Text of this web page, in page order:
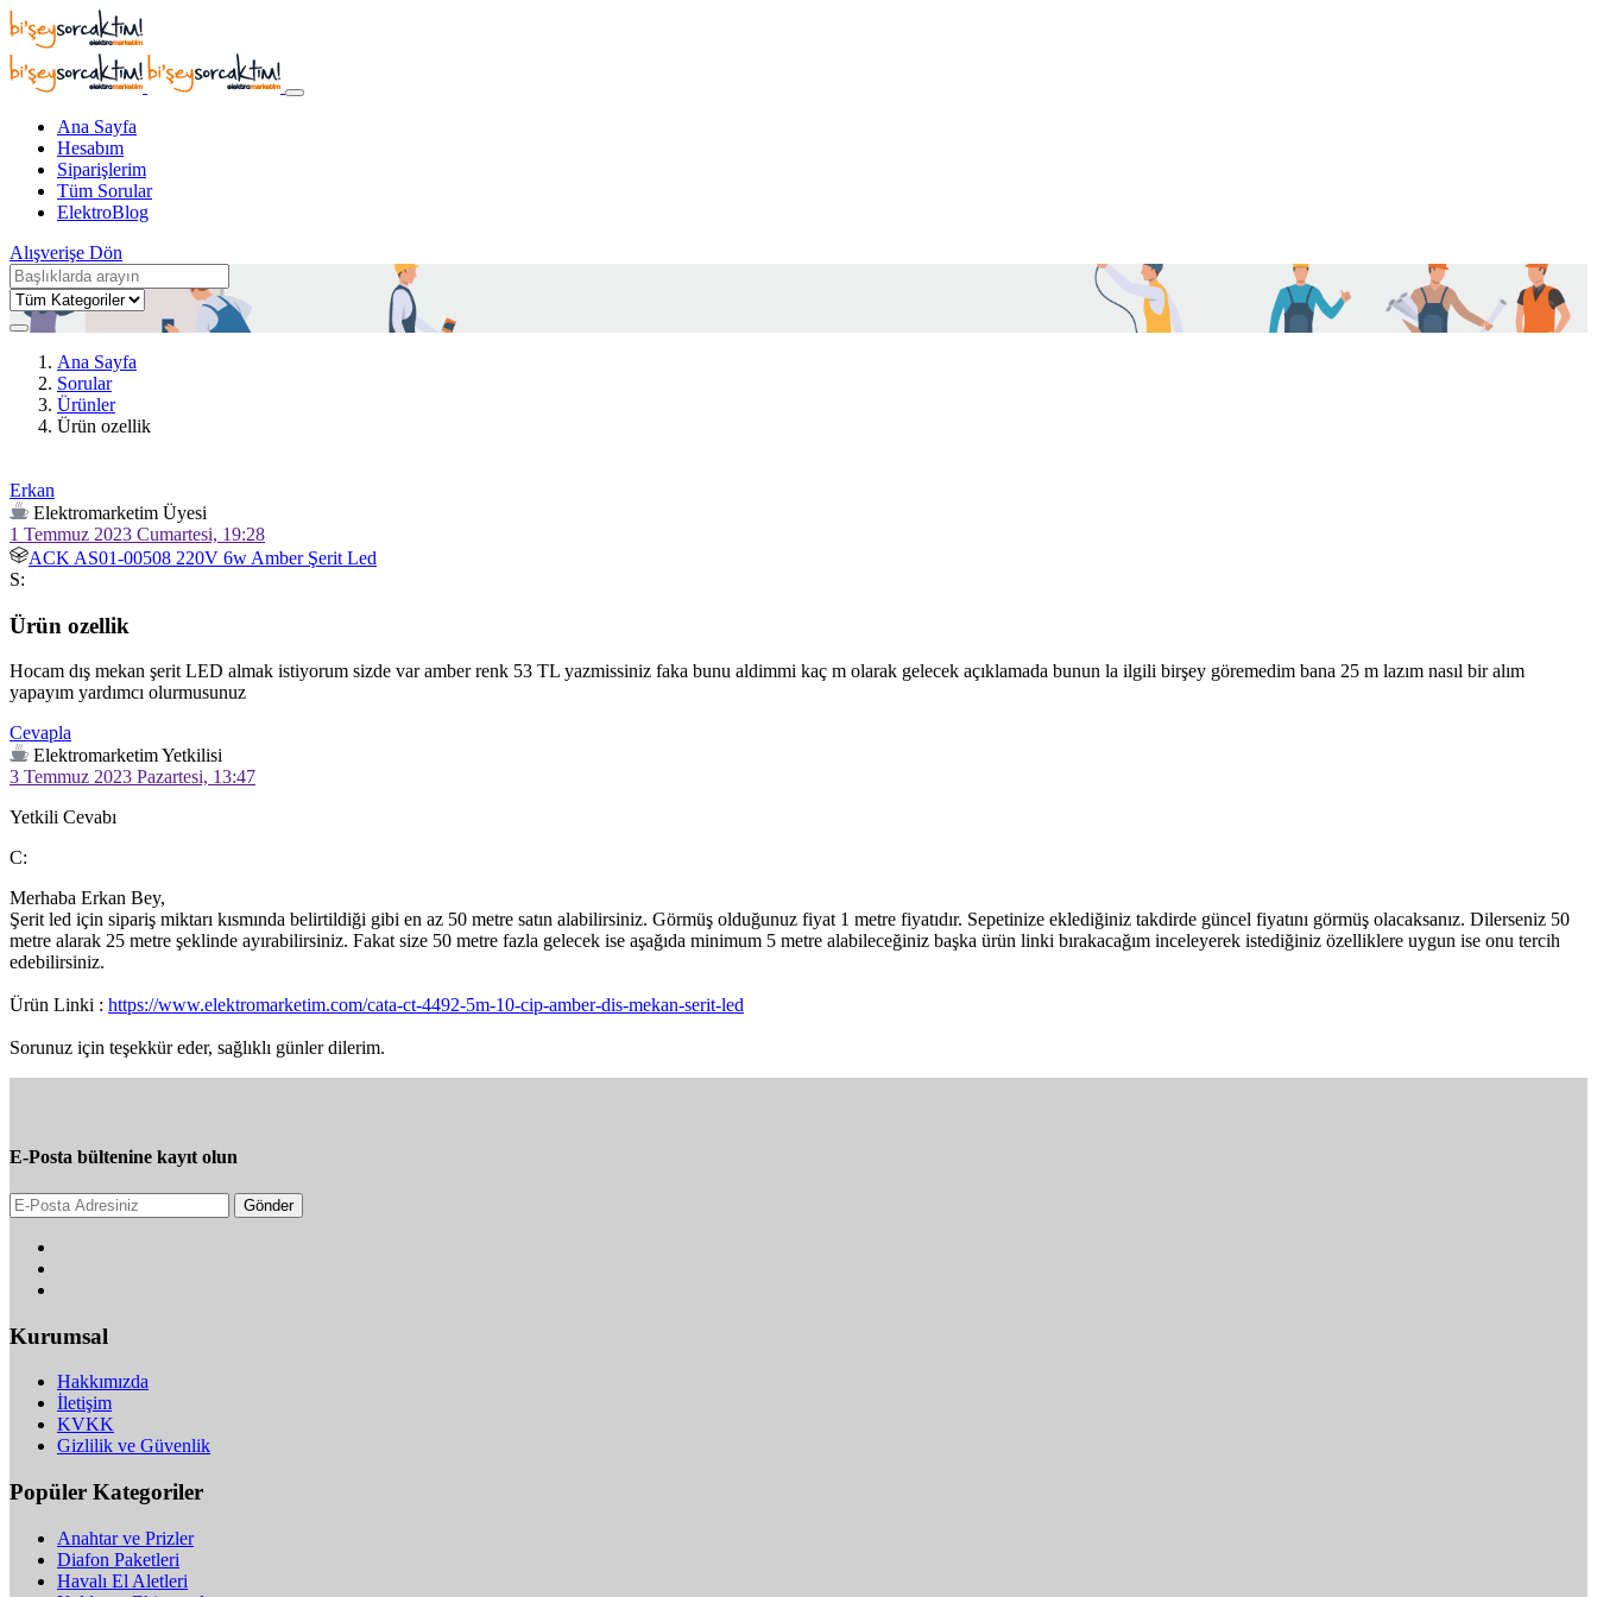
Ana Sayfa
Hesabım
Siparişlerim
Tüm Sorular
ElektroBlog
Alışverişe Dön
Ana Sayfa
Sorular
Ürünler
Ürün ozellik
Erkan
Elektromarketim Üyesi
1 Temmuz 2023 Cumartesi, 19:28
ACK AS01-00508 220V 6w Amber Şerit Led
S:
Ürün ozellik
Hocam dış mekan şerit LED almak istiyorum sizde var amber renk 53 TL yazmissiniz faka bunu aldimmi kaç m olarak gelecek açıklamada bunun la ilgili birşey göremedim bana 25 m lazım nasıl bir alım
yapayım yardımcı olurmusunuz
Cevapla
Elektromarketim Yetkilisi
3 Temmuz 2023 Pazartesi, 13:47
Yetkili Cevabı
C:
Merhaba Erkan Bey,
Şerit led için sipariş miktarı kısmında belirtildiği gibi en az 50 metre satın alabilirsiniz. Görmüş olduğunuz fiyat 1 metre fiyatıdır. Sepetinize eklediğiniz takdirde güncel fiyatını görmüş olacaksanız. Dilerseniz 50
metre alarak 25 metre şeklinde ayırabilirsiniz. Fakat size 50 metre fazla gelecek ise aşağıda minimum 5 metre alabileceğiniz başka ürün linki bırakacağım inceleyerek istediğiniz özelliklere uygun ise onu tercih
edebilirsiniz.
Ürün Linki : https://www.elektromarketim.com/cata-ct-4492-5m-10-cip-amber-dis-mekan-serit-led
Sorunuz için teşekkür eder, sağlıklı günler dilerim.
E-Posta bültenine kayıt olun
Gönder
Kurumsal
Hakkımızda
İletişim
KVKK
Gizlilik ve Güvenlik
Popüler Kategoriler
Anahtar ve Prizler
Diafon Paketleri
Havalı El Aletleri